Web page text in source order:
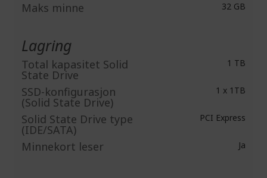
Maks minne 32 GB
Lagring
Total kapasitet Solid
State Drive
1 TB
SSD-konfigurasjon
(Solid State Drive)
1 x 1TB
Solid State Drive type
(IDE/SATA)
PCI Express
Minnekort leser Ja